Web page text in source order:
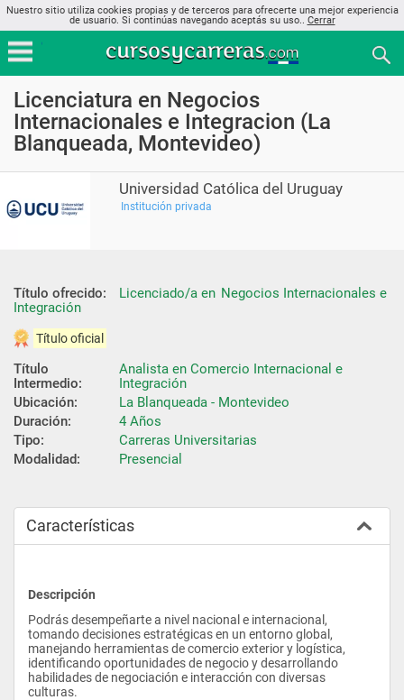
Nuestro sitio utiliza cookies propias y de terceros para ofrecerte una mejor experiencia
de usuario. Si continúas navegando aceptás su uso.. Cerrar
Licenciatura en Negocios
Internacionales e Integracion (La
Blanqueada, Montevideo)
Universidad Católica del Uruguay
Institución privada
Título ofrecido:
Licenciado/a en  Negocios Internacionales e
Integración
Título oficial
Título
Intermedio:
Analista en Comercio Internacional e
Integración
Ubicación:
La Blanqueada - Montevideo
Duración:
4 Años
Tipo:
Carreras Universitarias
Modalidad:
Presencial
Características
Descripción
Podrás desempeñarte a nivel nacional e internacional,
tomando decisiones estratégicas en un entorno global,
manejando herramientas de comercio exterior y logística,
identificando oportunidades de negocio y desarrollando
habilidades de negociación e interacción con diversas
culturas.